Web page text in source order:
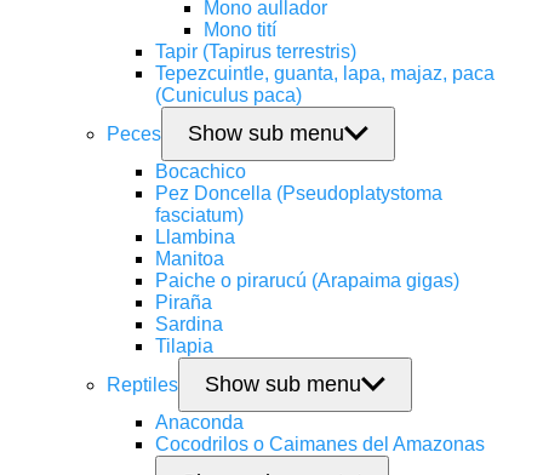
Mono aullador
Mono tití
Tapir (Tapirus terrestris)
Tepezcuintle, guanta, lapa, majaz, paca
(Cuniculus paca)
Peces
Show sub menu
Bocachico
Pez Doncella (Pseudoplatystoma
fasciatum)
Llambina
Manitoa
Paiche o pirarucú (Arapaima gigas)
Piraña
Sardina
Tilapia
Reptiles
Show sub menu
Anaconda
Cocodrilos o Caimanes del Amazonas